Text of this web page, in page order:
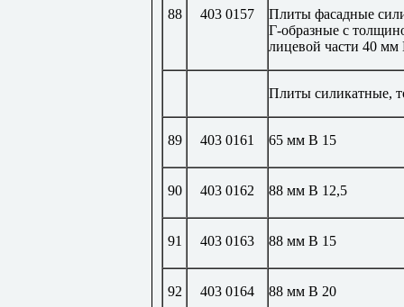
88 403 0157
Плиты фасадные
Г-образные с
лицевой части 40 мм
Плиты силикатные,
89 403 0161 65 мм В 15
90 403 0162 88 мм В 12,5
91 403 0163 88 мм В 15
92 403 0164 88 мм В 20